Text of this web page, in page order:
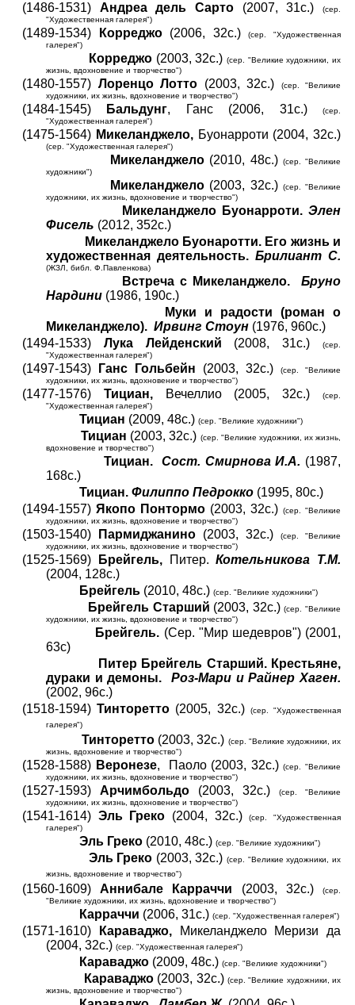
(1486-1531) Андреа дель Сарто (2007, 31с.)(сер.
"Художественная галерея")
(1489-1534) Корреджо(2006, 32с.)(сер. "Художественная
галерея")
Корреджо (2003, 32с.)(сер. "Великие художники, их
жизнь, вдохновение и творчество")
(1480-1557) Лоренцо Лотто (2003, 32с.)
(сер. "Великие
художники, их жизнь, вдохновение и творчество")
(1484-1545) Бальдунг, Ганс (2006, 31с.)(сер.
"Художественная галерея")
(1475-1564) Микеланджело,Буонарроти (2004, 32с.)
(сер. "Художественная галерея")
Микеланджело (2010, 48с.) (сер. "Великие
художники")
Микеланджело (2003, 32с.) (сер. "Великие
художники, их жизнь, вдохновение и творчество")
Микеланджело Буонарроти. Элен
Фисель (2012, 352с.)
Микеланджело Буонаротти. Его жизнь и
художественная деятельность. Брилиант С.
(ЖЗЛ, библ. Ф.Павленкова)
Встреча с Микеланджело. Бруно
Нардини (1986, 190с.)
Муки и радости (роман о
Микеланджело). Ирвинг Стоун (1976, 960с.)
(1494-1533) Лука Лейденский (2008, 31с.)(сер.
"Художественная галерея")
(1497-1543) Ганс Гольбейн (2003, 32с.)
(сер. "Великие
художники, их жизнь, вдохновение и творчество")
(1477-1576) Тициан,Вечеллио (2005, 32с.)(сер.
"Художественная галерея")
Тициан (2009, 48с.) (сер. "Великие художники")
Тициан (2003, 32с.) (сер. "Великие художники, их жизнь,
вдохновение и творчество")
Тициан. Сост. Смирнова И.А. (1987,
168с.)
Тициан. Филиппо Педрокко (1995, 80с.)
(1494-1557) Якопо Понтормо (2003, 32с.) (сер. "Великие
художники, их жизнь, вдохновение и творчество")
(1503-1540) Пармиджанино (2003, 32с.)
(сер. "Великие
художники, их жизнь, вдохновение и творчество")
(1525-1569) Брейгель,Питер.Котельникова Т.М.
(2004, 128с.)
Брейгель (2010, 48с.) (сер. "Великие художники")
Брейгель Старший (2003, 32с.)(сер. "Великие
художники, их жизнь, вдохновение и творчество")
Брейгель. (Сер. "Мир шедевров") (2001,
63с)
Питер Брейгель Старший. Крестьяне,
дураки и демоны. Роз-Мари и Райнер Хаген.
(2002, 96с.)
(1518-1594)Тинторетто (2005, 32с.)
(сер. "Художественная
галерея")
Тинторетто (2003, 32с.) (сер. "Великие художники, их
жизнь, вдохновение и творчество")
(1528-1588) Веронезе, Паоло (2003, 32с.)(сер. "Великие
художники, их жизнь, вдохновение и творчество")
(1527-1593) Арчимбольдо (2003, 32с.)
(сер. "Великие
художники, их жизнь, вдохновение и творчество")
(1541-1614) Эль Греко (2004, 32с.)(сер. "Художественная
галерея")
Эль Греко (2010, 48с.) (сер. "Великие художники")
Эль Греко (2003, 32с.)(сер. "Великие художники, их
жизнь, вдохновение и творчество")
(1560-1609)Аннибале Карраччи (2003, 32с.)(сер.
"Великие художники, их жизнь, вдохновение и творчество")
Карраччи (2006, 31с.) (сер. "Художественная галерея")
(1571-1610) Караваджо,Микеланджело Меризи да
(2004, 32с.) (сер. "Художественная галерея")
Караваджо (2009, 48с.) (сер. "Великие художники")
Караваджо (2003, 32с.) (сер. "Великие художники, их
жизнь, вдохновение и творчество")